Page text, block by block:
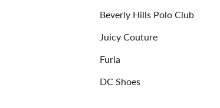
Beverly Hills Polo Club
Juicy Couture
Furla
DC Shoes